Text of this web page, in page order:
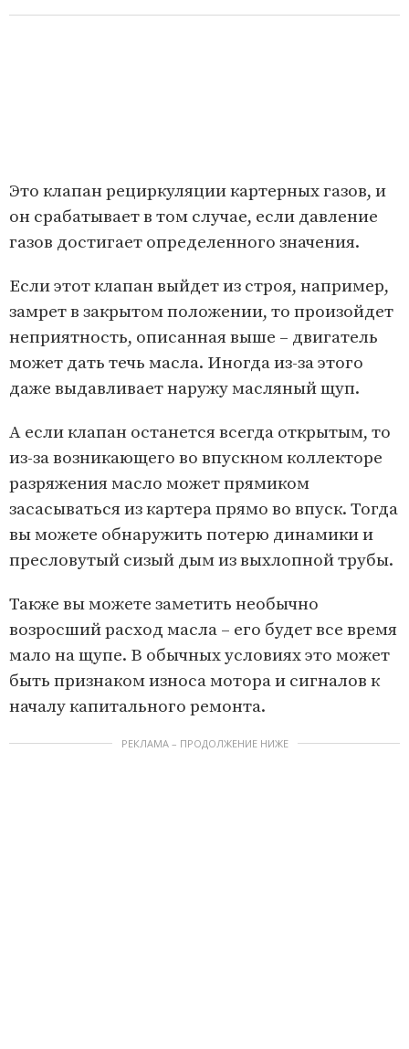
Это клапан рециркуляции картерных газов, и
он срабатывает в том случае, если давление
газов достигает определенного значения.
Если этот клапан выйдет из строя, например,
замрет в закрытом положении, то произойдет
неприятность, описанная выше – двигатель
может дать течь масла. Иногда из-за этого
даже выдавливает наружу масляный щуп.
А если клапан останется всегда открытым, то
из-за возникающего во впускном коллекторе
разряжения масло может прямиком
засасываться из картера прямо во впуск. Тогда
вы можете обнаружить потерю динамики и
пресловутый сизый дым из выхлопной трубы.
Также вы можете заметить необычно
возросший расход масла – его будет все время
мало на щупе. В обычных условиях это может
быть признаком износа мотора и сигналов к
началу капитального ремонта.
РЕКЛАМА – ПРОДОЛЖЕНИЕ НИЖЕ